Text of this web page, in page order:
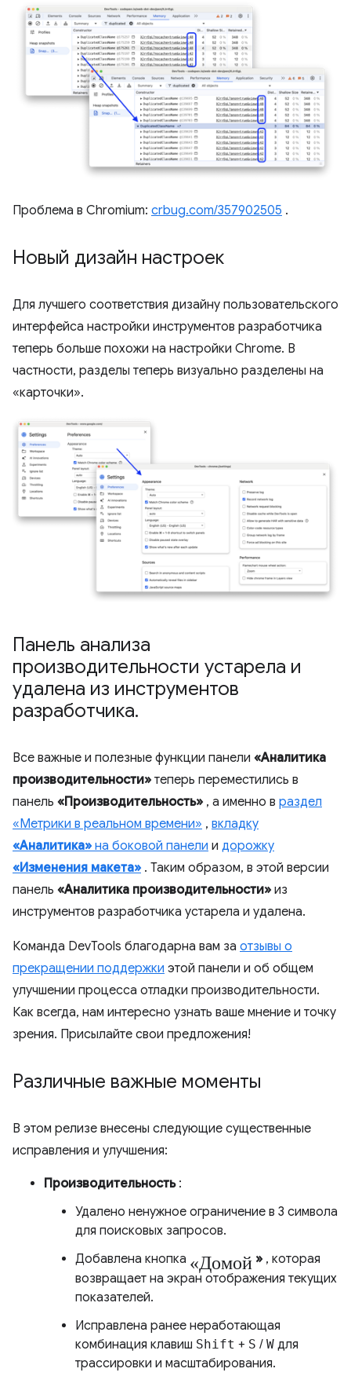
Проблема в Chromium: crbug.com/357902505 .
Новый дизайн настроек
Для лучшего соответствия дизайну пользовательского
интерфейса настройки инструментов разработчика
теперь больше похожи на настройки Chrome. В
частности, разделы теперь визуально разделены на
«карточки».
Панель анализа
производительности устарела и
удалена из инструментов
разработчика.
Все важные и полезные функции панели «Аналитика
производительности» теперь переместились в
панель «Производительность» , а именно в раздел
«Метрики в реальном времени» , вкладку
«Аналитика» на боковой панели и дорожку
«Изменения макета» . Таким образом, в этой версии
панель «Аналитика производительности» из
инструментов разработчика устарела и удалена.
Команда DevTools благодарна вам за отзывы о
прекращении поддержки этой панели и об общем
улучшении процесса отладки производительности.
Как всегда, нам интересно узнать ваше мнение и точку
зрения. Присылайте свои предложения!
Различные важные моменты
В этом релизе внесены следующие существенные
исправления и улучшения:
Производительность:
Удалено ненужное ограничение в 3 символа
для поисковых запросов.
Добавлена ​​кнопка «Домой » , которая
возвращает на экран отображения текущих
показателей.
Исправлена ​​ранее неработающая
комбинация клавиш Shift + S / W для
трассировки и масштабирования.